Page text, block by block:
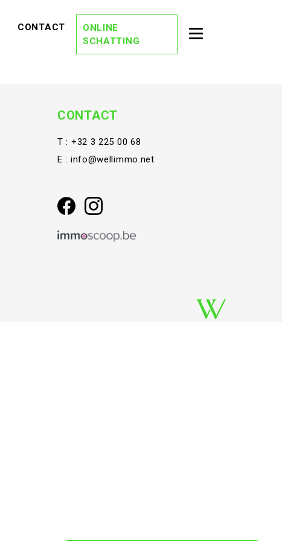
(REVIEWS)
CONTACT(CONTACT)
ONLINE
SCHATTING
OVER ONS(OVER ONS)
VACATURES
STAY TUNED
Toggle second
CONTACT
T : +32 3 225 00 68
E : info@wellimmo.net